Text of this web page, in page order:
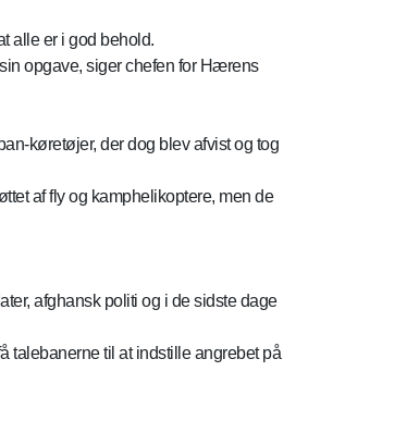
alle er i god behold.
opgave, siger chefen for Hærens
køretøjer, der dog blev afvist og tog
af fly og kamphelikoptere, men de
afghansk politi og i de sidste dage
talebanerne til at indstille angrebet på